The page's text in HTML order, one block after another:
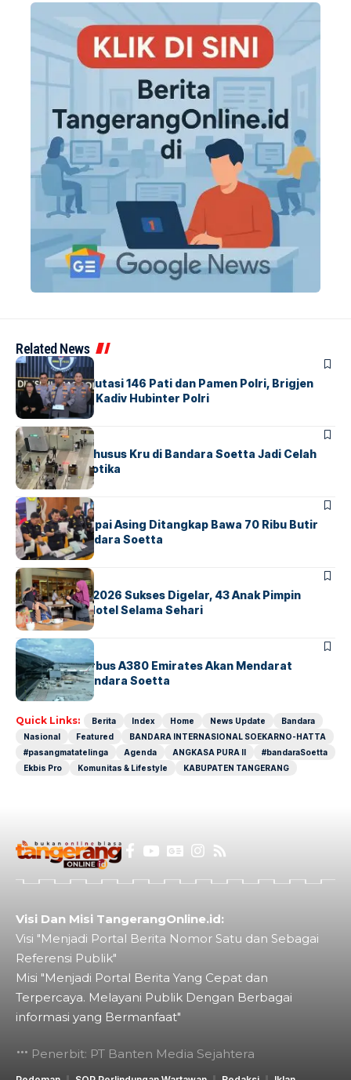
Related News
BERITA
Mabes Polri Mutasi 146 Pati dan Pamen Polri, Brigjen
Untung Jabat Kadiv Hubinter Polri
BANDARABERITA
Ketika Jalur Khusus Kru di Bandara Soetta Jadi Celah
Sindikat Narkotika
BANDARA BERITA
Kopilot Maskapai Asing Ditangkap Bawa 70 Ribu Butir
Ekstasi di Bandara Soetta
BERITAINDEX
GM For A Day 2026 Sukses Digelar, 43 Anak Pimpin
Operasional Hotel Selama Sehari
BANDARA BERITA
8 Agustus, Airbus A380 Emirates Akan Mendarat
Perdana di Bandara Soetta
Quick Links: Berita Index Home News Update
Bandara
Nasional
Featured
BANDARA INTERNASIONAL SOEKARNO-HATTA
#pasangmatatelinga
Agenda ANGKASA PURA II
#bandaraSoetta
Ekbis Pro
Komunitas & Lifestyle KABUPATEN TANGERANG
Visi Dan Misi TangerangOnline.id:
Visi "Menjadi Portal Berita Nomor Satu dan Sebagai
Referensi Publik"
Misi "Menjadi Portal Berita Yang Cepat dan
Terpercaya. Melayani Publik Dengan Berbagai
informasi yang Bermanfaat"
Penerbit: PT Banten Media Sejahtera